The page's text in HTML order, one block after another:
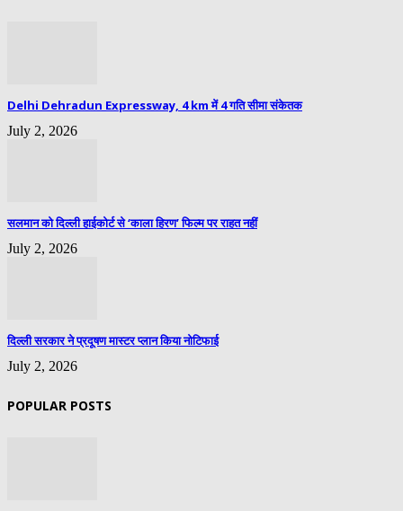
Delhi Dehradun Expressway, 4 km में 4 गति सीमा संकेतक
July 2, 2026
सलमान को दिल्ली हाईकोर्ट से ‘काला हिरण’ फिल्म पर राहत नहीं
July 2, 2026
दिल्ली सरकार ने प्रदूषण मास्टर प्लान किया नोटिफाई
July 2, 2026
POPULAR POSTS